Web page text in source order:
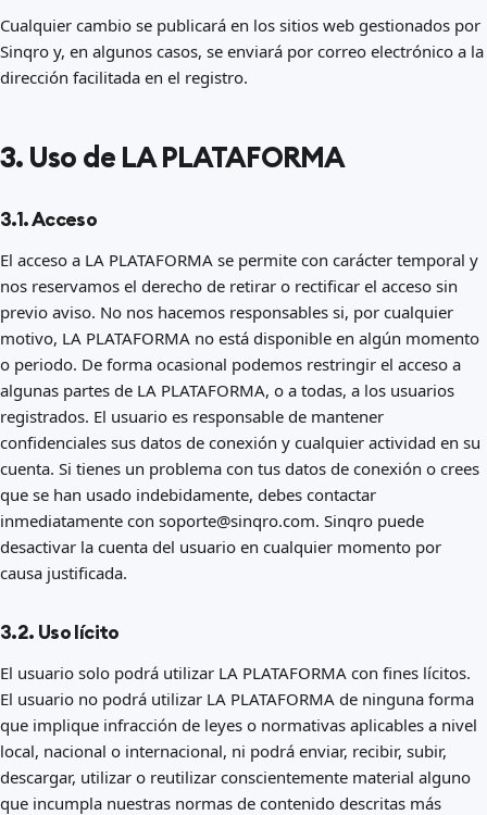
Cualquier cambio se publicará en los sitios web gestionados por
Sinqro y, en algunos casos, se enviará por correo electrónico a la
dirección facilitada en el registro.
3. Uso de LA PLATAFORMA
3.1. Acceso
El acceso a LA PLATAFORMA se permite con carácter temporal y
nos reservamos el derecho de retirar o rectificar el acceso sin
previo aviso. No nos hacemos responsables si, por cualquier
motivo, LA PLATAFORMA no está disponible en algún momento
o periodo. De forma ocasional podemos restringir el acceso a
algunas partes de LA PLATAFORMA, o a todas, a los usuarios
registrados. El usuario es responsable de mantener
confidenciales sus datos de conexión y cualquier actividad en su
cuenta. Si tienes un problema con tus datos de conexión o crees
que se han usado indebidamente, debes contactar
inmediatamente con soporte@sinqro.com. Sinqro puede
desactivar la cuenta del usuario en cualquier momento por
causa justificada.
3.2. Uso lícito
El usuario solo podrá utilizar LA PLATAFORMA con fines lícitos.
El usuario no podrá utilizar LA PLATAFORMA de ninguna forma
que implique infracción de leyes o normativas aplicables a nivel
local, nacional o internacional, ni podrá enviar, recibir, subir,
descargar, utilizar o reutilizar conscientemente material alguno
que incumpla nuestras normas de contenido descritas más